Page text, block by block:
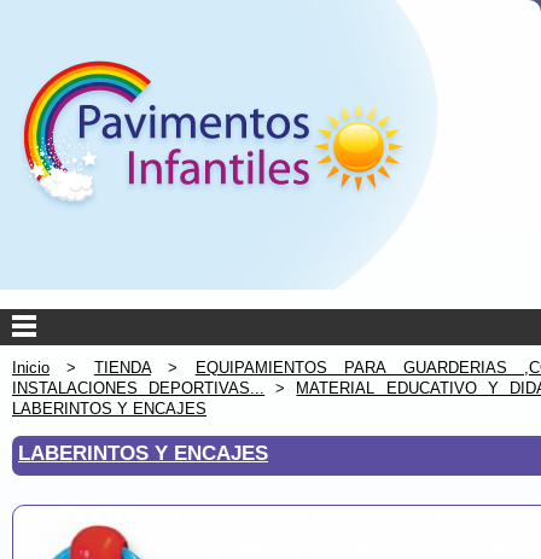
Inicio > TIENDA>
EQUIPAMIENTOS PARA GUARDERIAS
INSTALACIONES DEPORTIVAS... >
MATERIAL EDUCATIVO Y
LABERINTOS Y ENCAJES
LABERINTOS Y ENCAJES